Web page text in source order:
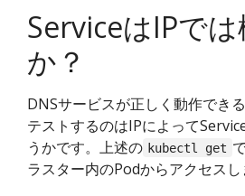
ServiceはIPで
か？
DNSサービスが正しく動作でき
テストするのはIPによって
うかです。上述の kubectl get
ラスター内のPodからアクセスし